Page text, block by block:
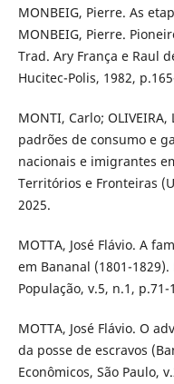
MONBEIG, Pierre. As
MONBEIG, Pierre.
Trad. Ary França e Raul
Hucitec-Polis, 1982,
MONTI, Carlo;
padrões de consumo e
nacionais e imigrantes
Territórios e Fronteiras
2025.
MOTTA, José Flávio. A
em Bananal (1801-
População, v.5, n.1, p.71-
MOTTA, José Flávio. O
da posse de escravos
Econômicos, São Paulo,